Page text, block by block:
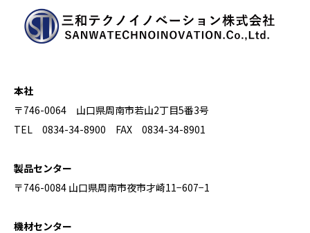
本社
〒746-0064 山口県周南市若山2丁目5番3号
TEL 0834-34-8900 FAX 0834-34-8901
製品センター
〒746-0084 山口県周南市夜市才崎11−607−1
機材センター